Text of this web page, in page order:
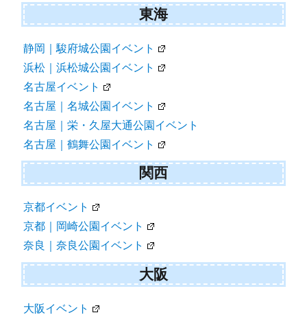
東海
静岡｜駿府城公園イベント
浜松｜浜松城公園イベント
名古屋イベント
名古屋｜名城公園イベント
名古屋｜栄・久屋大通公園イベント
名古屋｜鶴舞公園イベント
関西
京都イベント
京都｜岡崎公園イベント
奈良｜奈良公園イベント
大阪
大阪イベント